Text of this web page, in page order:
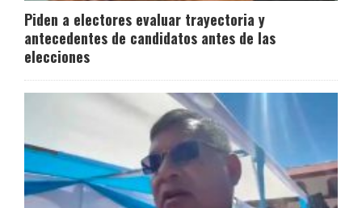
Piden a electores evaluar trayectoria y
antecedentes de candidatos antes de las
elecciones